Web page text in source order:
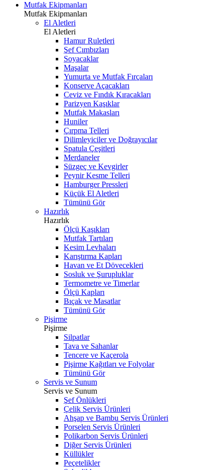
Mutfak Ekipmanları
Mutfak Ekipmanları
El Aletleri
El Aletleri
Hamur Ruletleri
Şef Cımbızları
Soyacaklar
Maşalar
Yumurta ve Mutfak Fırçaları
Konserve Açacakları
Ceviz ve Fındık Kıracakları
Parizyen Kaşıklar
Mutfak Makasları
Huniler
Çırpma Telleri
Dilimleyiciler ve Doğrayıcılar
Spatula Çeşitleri
Merdaneler
Süzgeç ve Kevgirler
Peynir Kesme Telleri
Hamburger Pressleri
Küçük El Aletleri
Tümünü Gör
Hazırlık
Hazırlık
Ölçü Kaşıkları
Mutfak Tartıları
Kesim Levhaları
Karıştırma Kapları
Havan ve Et Dövecekleri
Sosluk ve Şurupluklar
Termometre ve Timerlar
Ölçü Kapları
Bıçak ve Masatlar
Tümünü Gör
Pişirme
Pişirme
Silpatlar
Tava ve Sahanlar
Tencere ve Kaçerola
Pişirme Kağıtları ve Folyolar
Tümünü Gör
Servis ve Sunum
Servis ve Sunum
Şef Önlükleri
Çelik Servis Ürünleri
Ahşap ve Bambu Servis Ürünleri
Porselen Servis Ürünleri
Polikarbon Servis Ürünleri
Diğer Servis Ürünleri
Küllükler
Peçetelikler